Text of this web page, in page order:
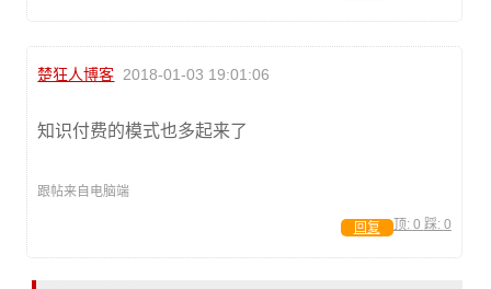
楚狂人博客 2018-01-03 19:01:06
知识付费的模式也多起来了
跟帖来自电脑端
顶: 0 踩: 0
回复